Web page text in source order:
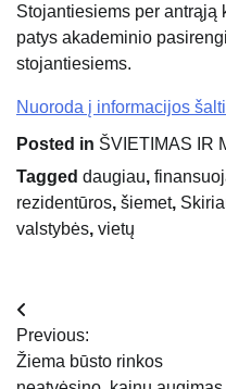
Stojantiesiems per
patys akademinio
stojantiesiems.
Nuoroda į informacijos
Posted in ŠVIETIMAS IR
Tagged daugiau,
rezidentūros, šiemet,
valstybės, vietų
Navigacija
tarp
Previous:
Žiema būsto rinkos